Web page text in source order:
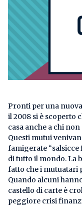
Pronti per una
il 2008 si è scoperto
casa anche a chi
Questi mutui
famigerate
di tutto il mondo. La
fatto che i mutuatari
Quando alcuni
castello di carte è
peggiore crisi